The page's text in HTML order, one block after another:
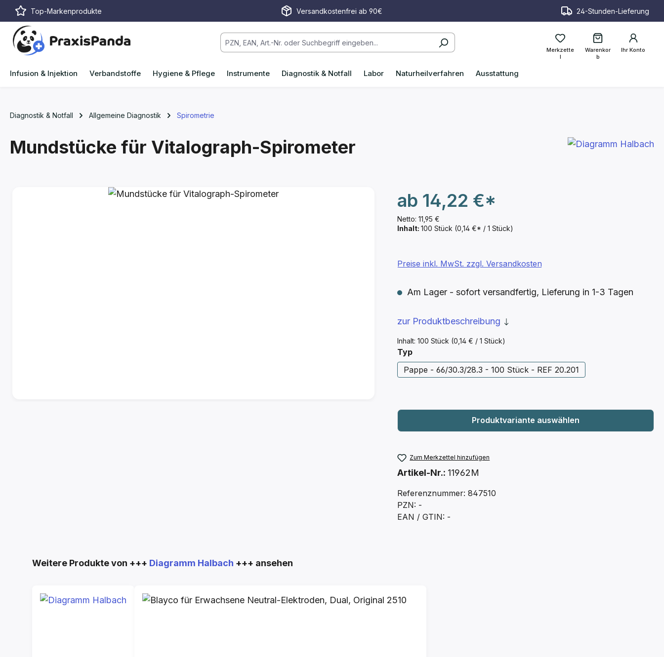
Hauptinhalt springen
Zur Suche springen
Zur Hauptnavigation springen
Top-Markenprodukte Versandkostenfrei ab 90€ 24-Stunden-Lieferung
Merkzette
l
Ihr Konto
Warenkor
b
Infusion & Injektion Verbandstoffe Hygiene & Pflege Instrumente Diagnostik & Notfall Labor Naturheilverfahren Ausstattung
Diagnostik & Notfall Allgemeine Diagnostik Spirometrie
Mundstücke für Vitalograph-Spirometer
Bildergalerie überspringen
Netto: 11,95 €
ab 14,22 €*
Inhalt: 100 Stück (0,14 €* / 1 Stück)
Inhalt: 100 Stück (0,14 € / 1 Stück)
Preise inkl. MwSt. zzgl. Versandkosten
Am Lager - sofort versandfertig, Lieferung in 1-3 Tagen
zur Produktbeschreibung
Typauswählen
Pappe - 66/30.3/28.3 - 100 Stück - REF 20.201
Zum Merkzettel hinzufügen
Artikel-Nr.: 11962M
Referenznummer: 847510
PZN: -
EAN / GTIN: -
Produktgalerie überspringen
Weitere Produkte von +++ Diagramm Halbach +++ ansehen